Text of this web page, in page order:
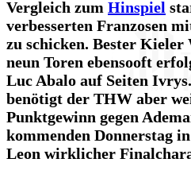
Vergleich zum Hinspiel
verbesserten Franzosen
zu schicken. Bester Kieler
neun Toren ebensooft
Luc Abalo auf Seiten
benötigt der THW aber
Punktgewinn gegen
kommenden Donnerstag
Leon wirklicher